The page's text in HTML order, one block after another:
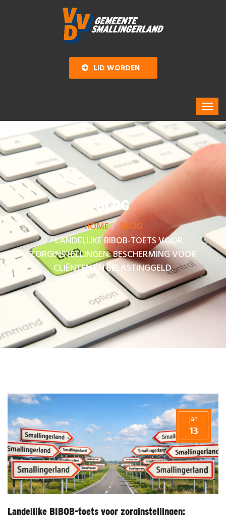
LID WORDEN
BLOG
HOME
BLOG
LANDELIJKE BIBOB-TOETS VOOR
ZORGINSTELLINGEN: BESCHERMING VOOR
CLIËNTEN ÉN BELASTINGGELD.
jan
13
Landelijke BIBOB-toets voor zorginstellingen: